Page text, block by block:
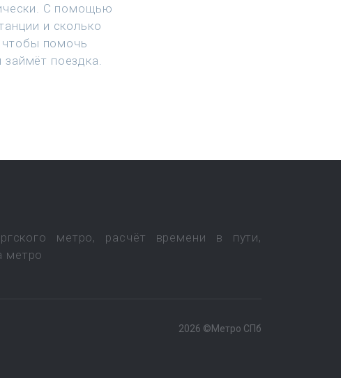
С помощью
и сколько
помочь
поездка.
метро, расчёт времени в пути,
метро
2026 ©Метро СПб